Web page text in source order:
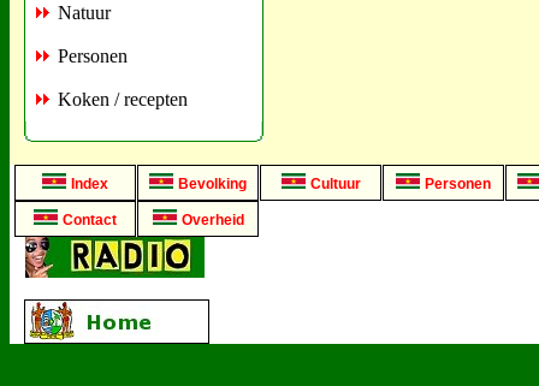
Natuur
Personen
Koken / recepten
Index Bevolking Cultuur Personen
Contact Overheid